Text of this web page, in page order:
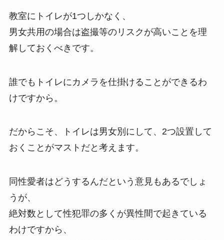
教室にトイレが1つしかなく、
男女共用の場合は盗撮等のリスクが高いことを理
解しておくべきです。
誰でもトイレにカメラを仕掛けることができるわ
けですから。
だからこそ、トイレは男女別にして、2つ設置して
おくことがマストだと考えます。
同性愛者はどうするんだという意見もあるでしょ
うが、
絶対数として性犯罪の多くが異性間で起きている
わけですから、